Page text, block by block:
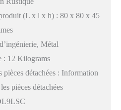
(L x l x h) : 80 x 80 x 45
Métal
: 12 Kilograms
détachées : Information
pièces détachées